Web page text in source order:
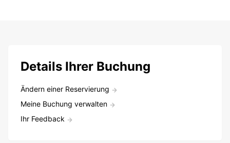
Details Ihrer Buchung
Ändern einer Reservierung
Meine Buchung verwalten
Ihr Feedback